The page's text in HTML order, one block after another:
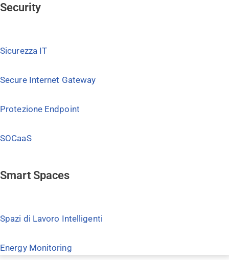
Security
Sicurezza IT
Secure Internet Gateway
Protezione Endpoint
SOCaaS
Smart Spaces
Spazi di Lavoro Intelligenti
Energy Monitoring